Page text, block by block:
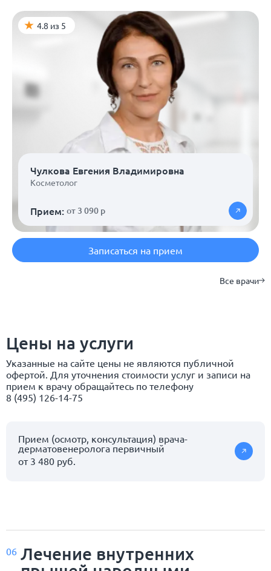
4.8 из 5
Чулкова Евгения Владимировна
Косметолог
Прием: от 3 090 р
Записаться на прием
Все врачи
Цены на услуги
Указанные на сайте цены не являются публичной
офертой. Для уточнения стоимости услуг и записи на
прием к врачу обращайтесь по телефону
8 (495) 126-14-75
Прием (осмотр, консультация) врача-
дерматовенеролога первичный
от 3 480 руб.
06 Лечение внутренних